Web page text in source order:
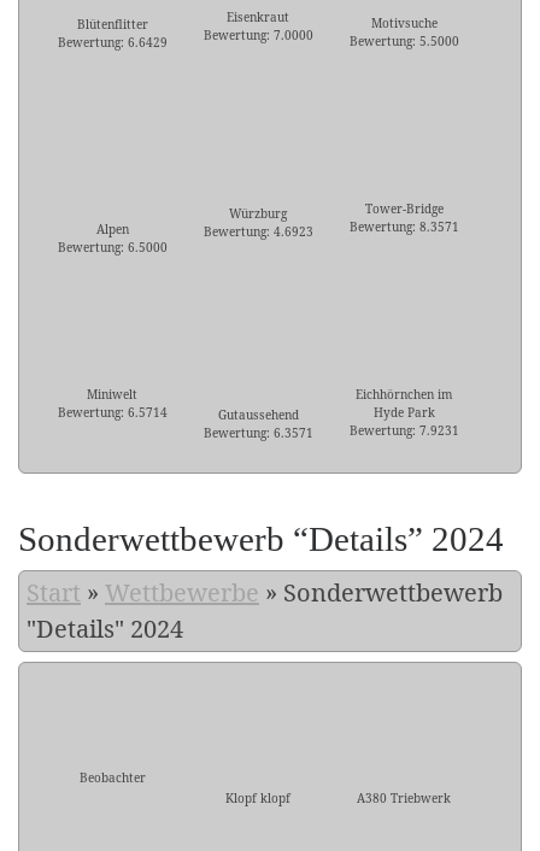
Blütenflitter
Bewertung: 6.6429
Eisenkraut
Bewertung: 7.0000
Motivsuche
Bewertung: 5.5000
Alpen
Bewertung: 6.5000
Würzburg
Bewertung: 4.6923
Tower-Bridge
Bewertung: 8.3571
Miniwelt
Bewertung: 6.5714
Gutaussehend
Bewertung: 6.3571
Eichhörnchen im
Hyde Park
Bewertung: 7.9231
Sonderwettbewerb “Details” 2024
Start » Wettbewerbe » Sonderwettbewerb
"Details" 2024
Beobachter
Klopf klopf
A380 Triebwerk